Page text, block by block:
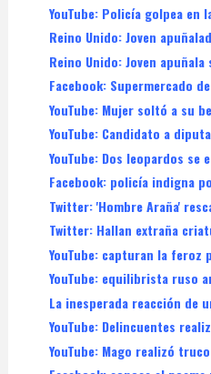
YouTube: Policía golpea en
Reino Unido: Joven
Reino Unido: Joven
Facebook: Supermercado
YouTube: Mujer soltó a su
YouTube: Candidato a
YouTube: Dos leopardos
Facebook: policía indigna
Twitter: 'Hombre Araña'
Twitter: Hallan extraña
YouTube: capturan la feroz
YouTube: equilibrista ruso
La inesperada reacción de
YouTube: Delincuentes
YouTube: Mago realizó